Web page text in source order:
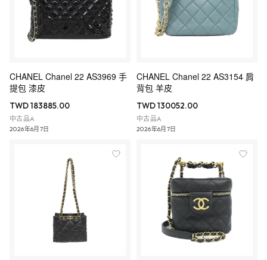
CHANEL Chanel 22 AS3969 手
提包 漆皮
TWD 183885.00
中古品A
2026年6月7日
CHANEL Chanel 22 AS3154 肩
背包 羊皮
TWD 130052.00
中古品A
2026年6月7日